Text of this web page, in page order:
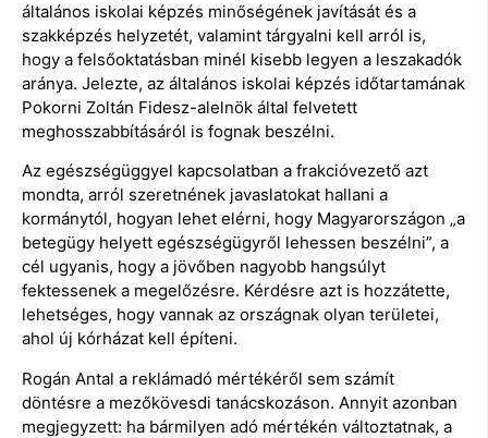
általános iskolai képzés minőségének javítását és a
szakképzés helyzetét, valamint tárgyalni kell arról is,
hogy a felsőoktatásban minél kisebb legyen a leszakadók
aránya. Jelezte, az általános iskolai képzés időtartamának
Pokorni Zoltán Fidesz-alelnök által felvetett
meghosszabbításáról is fognak beszélni.
Az egészségüggyel kapcsolatban a frakcióvezető azt
mondta, arról szeretnének javaslatokat hallani a
kormánytól, hogyan lehet elérni, hogy Magyarországon „a
betegügy helyett egészségügyről lehessen beszélni”, a
cél ugyanis, hogy a jövőben nagyobb hangsúlyt
fektessenek a megelőzésre. Kérdésre azt is hozzátette,
lehetséges, hogy vannak az országnak olyan területei,
ahol új kórházat kell építeni.
Rogán Antal a reklámadó mértékéről sem számít
döntésre a mezőkövesdi tanácskozáson. Annyit azonban
megjegyzett: ha bármilyen adó mértékén változtatnak, a